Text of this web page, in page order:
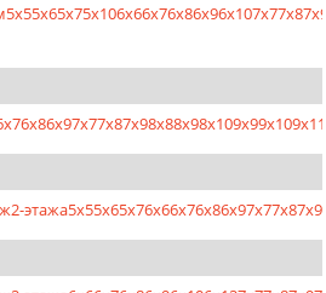
5x55x65x75x106x66x76x86x96x107x77x8
6x86x97x77x87x98x88x98x109x99x109x11
2-этажа5x55x65x76x66x76x86x97x77x87x9